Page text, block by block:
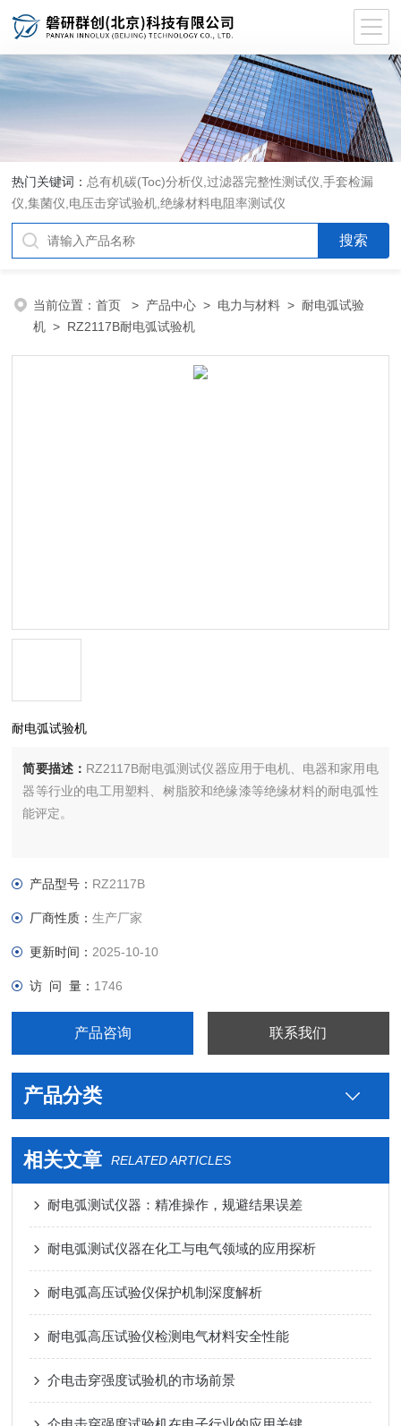
热门关键词： 总有机碳(Toc)分析仪 ,过滤器完整性测试仪 ,手套检漏
仪 ,集菌仪 电压击穿试验机 ,绝缘材料电阻率测试仪
当前位置：首页 > 产品中心 > 电力与材料 > 耐电弧试验
机 > RZ2117B耐电弧试验机
耐电弧试验机
简要描述： RZ2117B耐电弧测试仪器应用于电机、电器和家用电
器等行业的电工用塑料、树脂胶和绝缘漆等绝缘材料的耐电弧性
能评定。
产品型号： RZ2117B
厂商性质：生产厂家
更新时间： 2025-10-10
访 问 量： 1746
产品咨询 联系我们
产品分类
相关文章 RELATED ARTICLES
耐电弧测试仪器：精准操作，规避结果误差
耐电弧测试仪器在化工与电气领域的应用探析
耐电弧高压试验仪保护机制深度解析
耐电弧高压试验仪检测电气材料安全性能
介电击穿强度试验机的市场前景